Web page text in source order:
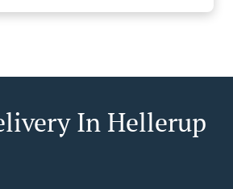
In Hellerup